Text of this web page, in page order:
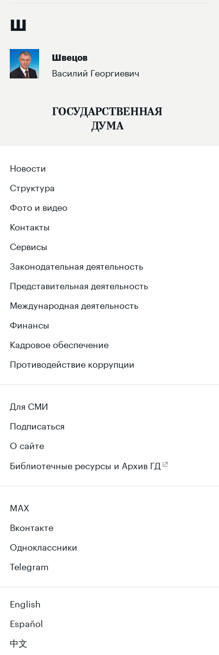
Ш
Швецов
Василий Георгиевич
ГОСУДАРСТВЕННАЯ
ДУМА
Новости
Структура
Фото и видео
Контакты
Сервисы
Законодательная деятельность
Представительная деятельность
Международная деятельность
Финансы
Кадровое обеспечение
Противодействие коррупции
Для СМИ
Подписаться
О сайте
Библиотечные ресурсы и Архив ГД
MAX
Вконтакте
Одноклассники
Telegram
English
Español
中文